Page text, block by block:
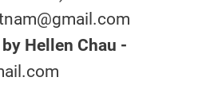
Hellen Chau -